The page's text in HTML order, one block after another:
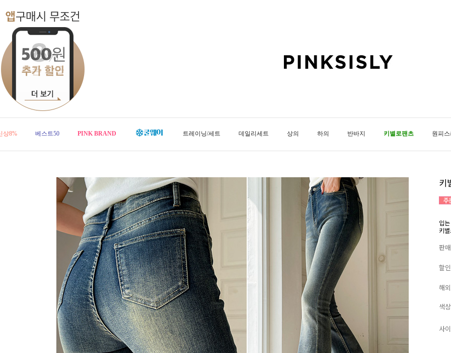
상8% 베스트50 PINK BRAND 트레이닝/세트 데일리세트 상의 하의 반바지 키별로팬츠 원피
키
입
키
판
할
해
색상
사